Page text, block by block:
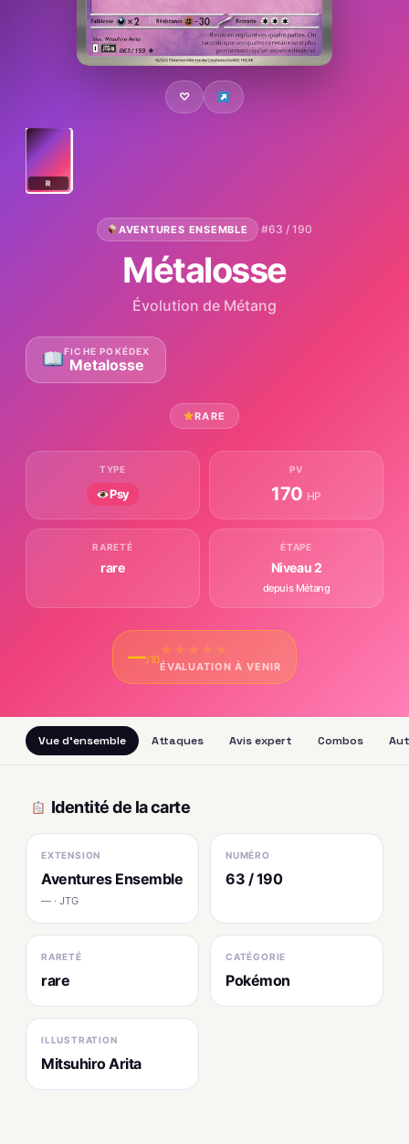
♡
R
AVENTURES ENSEMBLE ·#63 / 190
Métalosse
Évolution de Métang
FICHE POKÉDEX
Metalosse
RARE
TYPE
Psy
PV
170 HP
RARETÉ
rare
ÉTAPE
Niveau 2
depuis Métang
—/10
★ ★ ★ ★ ★
ÉVALUATION À VENIR
Vue d'ensemble Attaques Avis expert Combos
Identité de la carte
EXTENSION
Aventures Ensemble
— · JTG
NUMÉRO
63 / 190
RARETÉ
rare
CATÉGORIE
Pokémon
ILLUSTRATION
Mitsuhiro Arita